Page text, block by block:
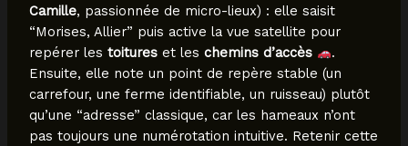
Camille, passionnée de micro-lieux) : elle saisit
“Morises, Allier” puis active la vue satellite pour
repérer les toitureset les chemins d’accès
.
Ensuite, elle note un point de repère stable (un
carrefour, une ferme identifiable, un ruisseau) plutôt
qu’une “adresse” classique, car les hameaux n’ont
pas toujours une numérotation intuitive. Retenir cette